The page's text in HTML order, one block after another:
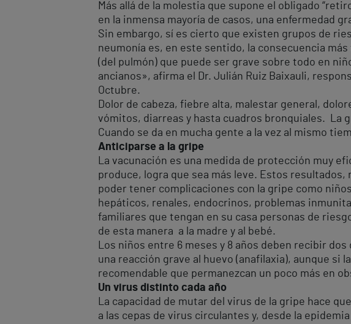
Más allá de la molestia que supone el obligado
en la inmensa mayoría de casos, una enfermedad
Sin embargo, sí es cierto que existen grupos de
neumonía es, en este sentido, la consecuencia
(del pulmón) que puede ser grave sobre todo en
ancianos», afirma el Dr. Julián Ruiz Baixauli,
Octubre.
Dolor de cabeza, fiebre alta, malestar general,
vómitos, diarreas y hasta cuadros bronquiales. La
Cuando se da en mucha gente a la vez al mismo
Anticiparse a la gripe
La vacunación es una medida de protección muy
produce, logra que sea más leve. Estos
poder tener complicaciones con la gripe como
hepáticos, renales, endocrinos, problemas
familiares que tengan en su casa personas de
de esta manera a la madre y al bebé.
Los niños entre 6 meses y 8 años deben recibir
una reacción grave al huevo (anafilaxia), aunque si
recomendable que permanezcan un poco más en
Un virus distinto cada año
La capacidad de mutar del virus de la gripe hace
a las cepas de virus circulantes y, desde la